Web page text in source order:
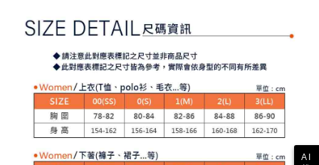
2.透過簡訊連結打開帳單後，可選擇「超商條碼／台灣大直營門市／銀行轉
帳／街口支付／iPASS MONEY」等通路繳費。
【注意事項】
用戶於交易時，得透過本服務購買商品或服務，並由商店將買賣／分期付款
買賣價金債權讓與本公司後，依約使用本公司帳單繳交帳款。
2.基於同意付款使用「大哥付你分期」之契約關係目的，商店將以您的個人
資料（包含姓名、電話或地址）提供予台灣大哥大進項蒐集、處理及利用，
3.完整用戶服務條款，請詳閱以下連結：
https://oppay.tw/userRule
１．於結帳方式選擇「AFTEE先享後付」後，將跳轉至「AFTEE先享後付」
結帳頁面，進行簡訊認證並確認金額後，即可完成結帳。
３．收到繳費通知簡訊後14天內，點擊此簡訊中的連結，可透過四大超商／
ATM／網路銀行／等多元方式進行付款，方視為交易完成。
※ 請注意：結帳手續完成當下不需立刻繳費，但若您需要取消訂單，請聯絡
購買商品的店家。未經商家同意取消之訂單仍視為有效，需透過AFTEE先享
後付繳納相關費用。
※ 交易是否成功請以「AFTEE先享後付 」之結帳頁面顯示為準，若有關於
是否繳費成功／繳費後需取消欲退款等相關疑問，請聯繫「AFTEE先享後付
付款後全家取貨
免運費
付款後萊爾富取貨
免運費
AI